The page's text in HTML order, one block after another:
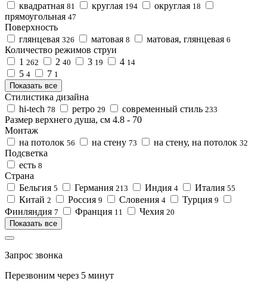
квадратная 81 круглая 194 округлая 18
прямоугольная 47
Поверхность
глянцевая 326 матовая 8 матовая, глянцевая 6
Количество режимов струи
1 262 2 40 3 19 4 14
5 4 7 1
Показать все
Стилистика дизайна
hi-tech 78 ретро 29 современный стиль 233
Размер верхнего душа, см 4.8 - 70
Монтаж
на потолок 56 на стену 73 на стену, на потолок 32
Подсветка
есть 8
Страна
Бельгия 5 Германия 213 Индия 4 Италия 55
Китай 2 Россия 9 Словения 4 Турция 9
Финляндия 7 Франция 11 Чехия 20
Показать все
Запрос звонка
Перезвоним через 5 минут